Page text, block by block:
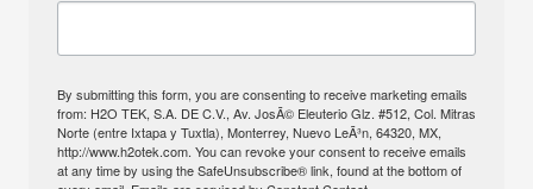
By submitting this form, you are consenting to receive marketing emails
from: H2O TEK, S.A. DE C.V., Av. JosÃ© Eleuterio Glz. #512, Col. Mitras
Norte (entre Ixtapa y Tuxtla), Monterrey, Nuevo LeÃ³n, 64320, MX,
http://www.h2otek.com. You can revoke your consent to receive emails
at any time by using the SafeUnsubscribe® link, found at the bottom of